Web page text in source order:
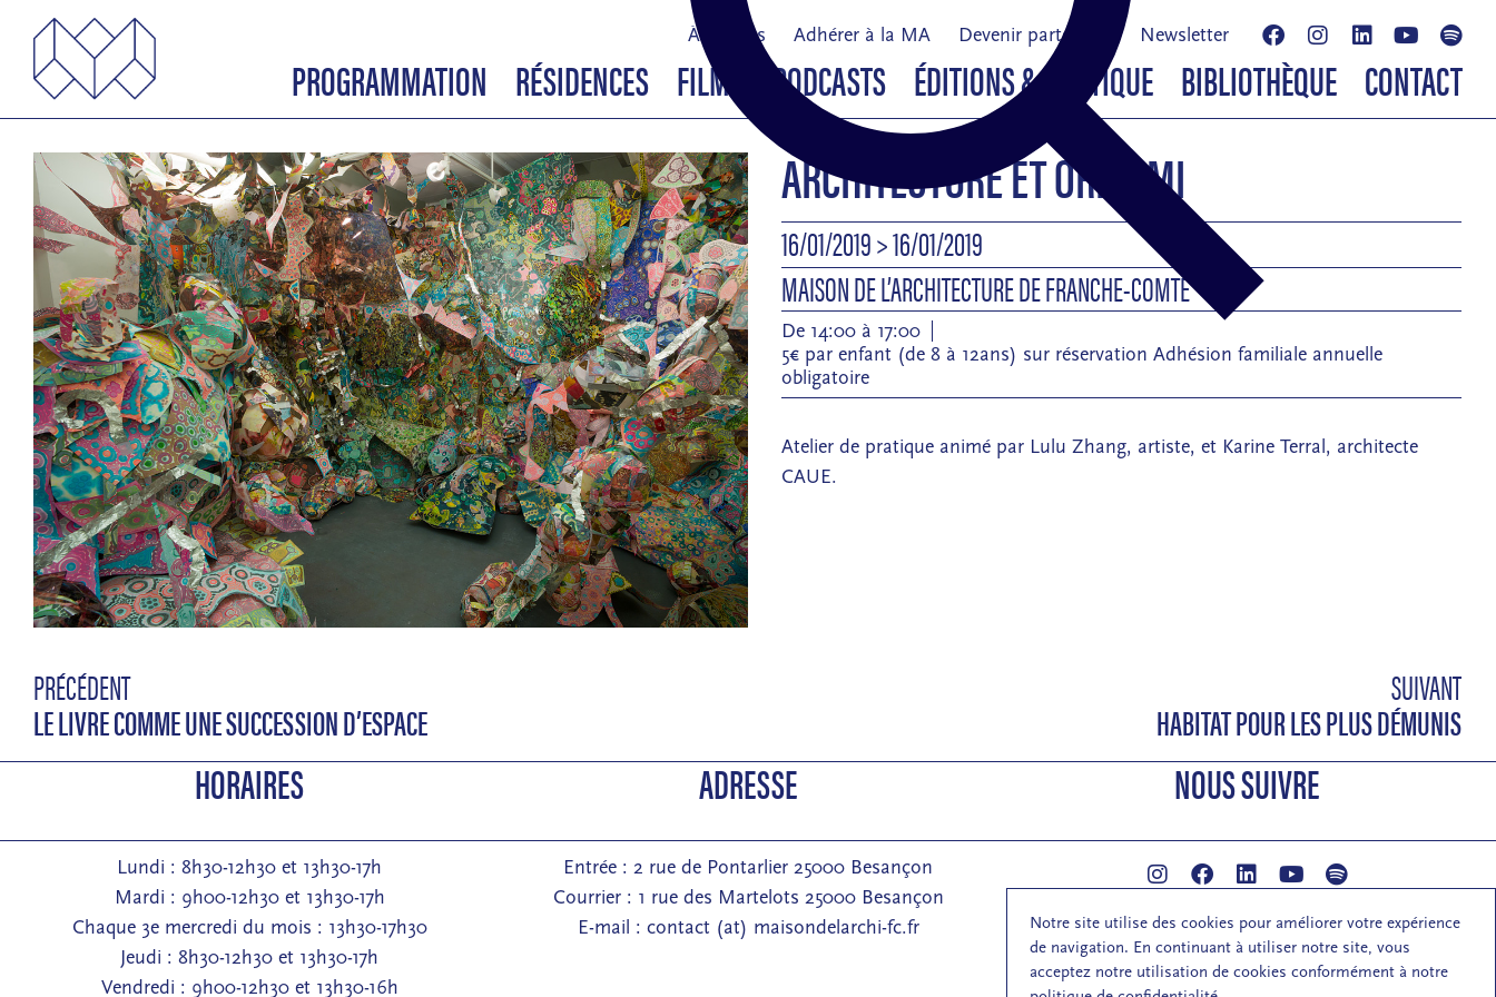
Notre site utilise des cookies pour améliorer votre expérience
de navigation. En continuant à utiliser notre site, vous
acceptez notre utilisation de cookies conformément à notre
À propos Adhérer à la MA Devenir partenaire Newsletter
PROGRAMMATION RÉSIDENCES FILMS & PODCASTS ÉDITIONS & BOUTIQUE BIBLIOTHÈQUE CONTACT
ARCHITECTURE ET ORIGAMI
16/01/2019> 16/01/2019
MAISON DE L’ARCHITECTURE DE FRANCHE-COMTÉ
De 14:00 à 17:00
5€ par enfant (de 8 à 12ans) sur réservation Adhésion familiale annuelle
obligatoire
Atelier de pratique animé par Lulu Zhang, artiste, et Karine Terral, architecte
CAUE.
PRÉCÉDENT
LE LIVRE COMME UNE SUCCESSION D’ESPACE
SUIVANT
HABITAT POUR LES PLUS DÉMUNIS
HORAIRES
Lundi : 8h30-12h30 et 13h30-17h
Mardi : 9h00-12h30 et 13h30-17h
Chaque 3e mercredi du mois : 13h30-17h30
Jeudi : 8h30-12h30 et 13h30-17h
Vendredi : 9h00-12h30 et 13h30-16h
ADRESSE
Entrée : 2 rue de Pontarlier 25000 Besançon
Courrier : 1 rue des Martelots 25000 Besançon
E-mail : contact (at) maisondelarchi-fc.fr
NOUS SUIVRE
S'inscrire à la newsletter de la MA
Mentions légalesRespect de la vie privée